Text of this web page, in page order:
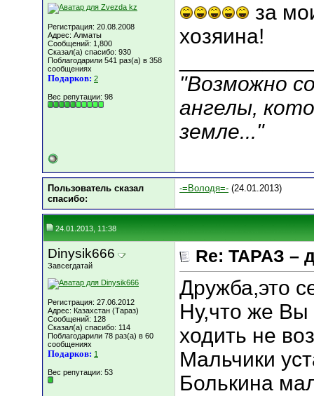
Регистрация: 20.08.2008
Адрес: Алматы
Сообщений: 1,800
Сказал(а) спасибо: 930
Поблагодарили 541 раз(а) в 358
сообщениях
Подарков: 2
Вес репутации: 98
за
хозяина!
"Возможно
ангелы,
земле..."
Пользователь сказал
cпасибо:
-=Володя=- (24.01.2013)
24.01.2013, 11:38
Dinysik666
Завсегдатай
Регистрация: 27.06.2012
Адрес: Казахстан (Тараз)
Сообщений: 128
Сказал(а) спасибо: 114
Поблагодарили 78 раз(а) в 60
сообщениях
Подарков: 1
Вес репутации: 53
Re: ТАРАЗ –
Дружба,это
Ну,что же Вы
ходить не
Мальчики
Болькина